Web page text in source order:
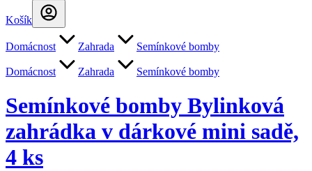
Košík
Domácnost Zahrada Semínkové bomby
Domácnost Zahrada Semínkové bomby
Semínkové bomby Bylinková
zahrádka v dárkové mini sadě,
4 ks